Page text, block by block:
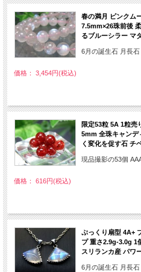
春の満月 ピンクム
7.5mm×26珠前後
るブルーシラー マ
6月の誕生石 月長石
価格： 3,454円(税込)
限定53粒 5A 1粒売
5mm 全珠キャンデ
く変化を促す石 チ
現品撮影の53個
価格： 616円(税込)
ぷっくり扇型 4A+
プ 重さ2.9g-3.0g 1
スリランカ産 パワ
6月の誕生石 月長